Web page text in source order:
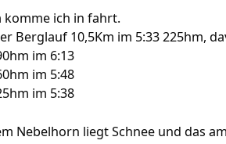
komme ich in fahrt.
Berglauf 10,5Km im 5:33 225hm,
im 6:13
im 5:48
im 5:38
Nebelhorn liegt Schnee und das